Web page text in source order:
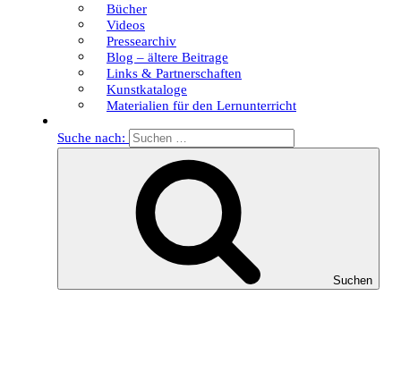
Bücher
Videos
Pressearchiv
Blog – ältere Beitrage
Links & Partnerschaften
Kunstkataloge
Materialien für den Lernunterricht
Suche nach:
Suchen